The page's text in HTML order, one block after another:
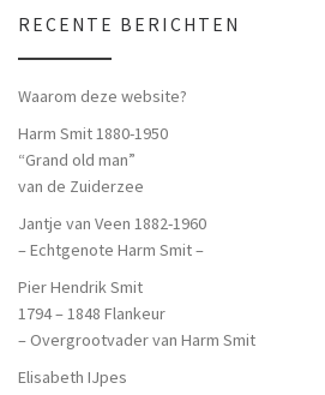
RECENTE BERICHTEN
Waarom deze website?
Harm Smit 1880-1950
“Grand old man”
van de Zuiderzee
Jantje van Veen 1882-1960
– Echtgenote Harm Smit –
Pier Hendrik Smit
1794 – 1848 Flankeur
– Overgrootvader van Harm Smit
Elisabeth IJpes